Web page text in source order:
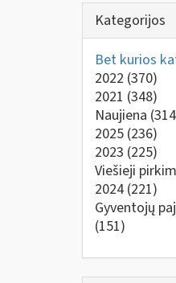
Kategorijos
Bet kurios
2022 (370)
2021 (348)
Naujiena
2025 (236)
2023 (225)
Viešieji
2024 (221)
Gyventojų
(151)